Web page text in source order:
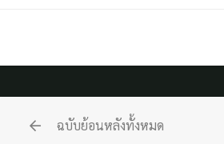
ฉบับย้อนหลังทั้งหมด